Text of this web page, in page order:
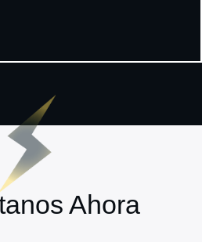
Ahora